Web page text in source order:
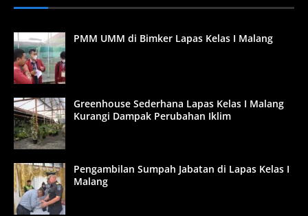
PMM UMM di Bimker Lapas Kelas I Malang
Greenhouse Sederhana Lapas Kelas I Malang
Kurangi Dampak Perubahan Iklim
Pengambilan Sumpah Jabatan di Lapas Kelas I
Malang